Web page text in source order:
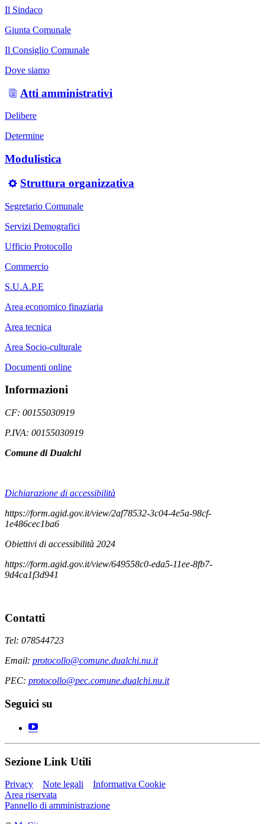
Il Sindaco
Giunta Comunale
Il Consiglio Comunale
Dove siamo
Atti amministrativi
Delibere
Determine
Modulistica
Struttura organizzativa
Segretario Comunale
Servizi Demografici
Ufficio Protocollo
Commercio
S.U.A.P.E
Area economico finaziaria
Area tecnica
Area Socio-culturale
Documenti online
Informazioni
CF: 00155030919
P.IVA: 00155030919
Comune di Dualchi
Dichiarazione di accessibilità
https://form.agid.gov.it/view/2af78532-3c04-4e5a-98cf-
1e486cec1ba6
Obiettivi di accessibilità 2024
https://form.agid.gov.it/view/649558c0-eda5-11ee-8fb7-
9d4ca1f3d941
Contatti
Tel: 078544723
Email: protocollo@comune.dualchi.nu.it
PEC: protocollo@pec.comune.dualchi.nu.it
Seguici su
Sezione Link Utili
Privacy Note legali
Informativa Cookie
Area riservata
Pannello di amministrazione